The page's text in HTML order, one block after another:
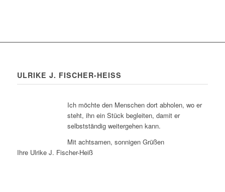
ULRIKE J. FISCHER-HEISS
Ich möchte den Menschen dort abholen, wo er
steht, ihn ein Stück begleiten, damit er
selbstständig weitergehen kann.
Mit achtsamen, sonnigen Grüßen
Ihre Ulrike J. Fischer-Heiß